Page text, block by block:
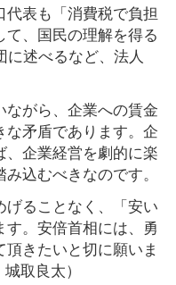
表も「消費税で負担
、国民の理解を得る
述べるなど、法人
ながら、企業への賃金
矛盾であります。企
企業経営を劇的に楽
込むべきなのです。
ることなく、「安い
。安倍首相には、勇
きたいと切に願いま
取良太）